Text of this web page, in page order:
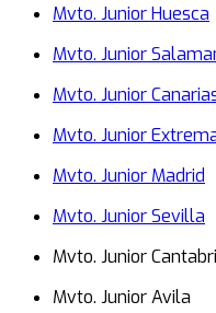
Mvto. Junior Huesca
Mvto. Junior
Mvto. Junior
Mvto. Junior
Mvto. Junior Madrid
Mvto. Junior Sevilla
Mvto. Junior
Mvto. Junior Avila